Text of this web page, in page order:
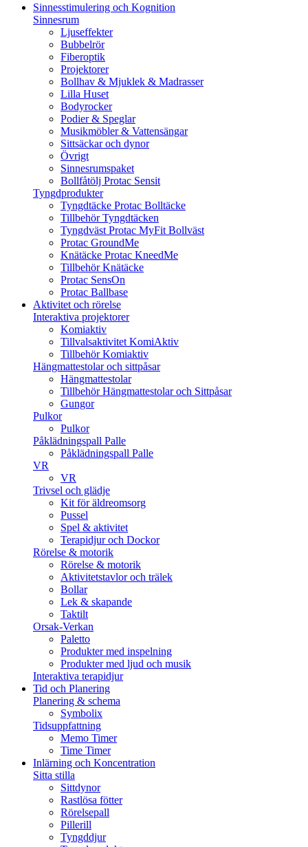
Sinnesstimulering och Kognition
Sinnesrum
Ljuseffekter
Bubbelrör
Fiberoptik
Projektorer
Bollhav & Mjuklek & Madrasser
Lilla Huset
Bodyrocker
Podier & Speglar
Musikmöbler & Vattensängar
Sittsäckar och dynor
Övrigt
Sinnesrumspaket
Bollfåtölj Protac Sensit
Tyngdprodukter
Tyngdtäcke Protac Bolltäcke
Tillbehör Tyngdtäcken
Tyngdväst Protac MyFit Bollväst
Protac GroundMe
Knätäcke Protac KneedMe
Tillbehör Knätäcke
Protac SensOn
Protac Ballbase
Aktivitet och rörelse
Interaktiva projektorer
Komiaktiv
Tillvalsaktivitet KomiAktiv
Tillbehör Komiaktiv
Hängmattestolar och sittpåsar
Hängmattestolar
Tillbehör Hängmattestolar och Sittpåsar
Gungor
Pulkor
Pulkor
Påklädningspall Palle
Påklädningspall Palle
VR
VR
Trivsel och glädje
Kit för äldreomsorg
Pussel
Spel & aktivitet
Terapidjur och Dockor
Rörelse & motorik
Rörelse & motorik
Aktivitetstavlor och trälek
Bollar
Lek & skapande
Taktilt
Orsak-Verkan
Paletto
Produkter med inspelning
Produkter med ljud och musik
Interaktiva terapidjur
Tid och Planering
Planering & schema
Symbolix
Tidsuppfattning
Memo Timer
Time Timer
Inlärning och Koncentration
Sitta stilla
Sittdynor
Rastlösa fötter
Rörelsepall
Pillerill
Tyngddjur